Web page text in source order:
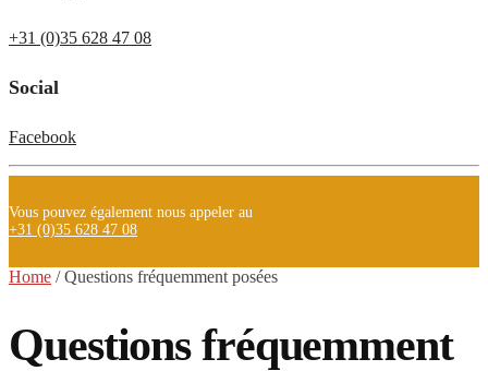
+31 (0)35 628 47 08
Social
Facebook
Vous pouvez également nous appeler au
+31 (0)35 628 47 08
Home /Questions fréquemment posées
Questions fréquemment